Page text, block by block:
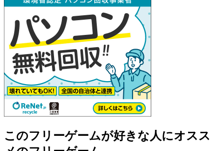
このフリーゲームが好きな人にオスス